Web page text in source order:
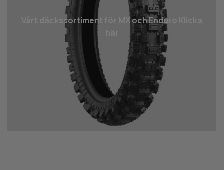
Vårt däcks­sortiment för MX och Enduro Klicka